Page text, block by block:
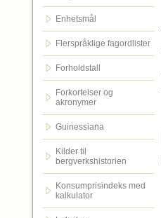
Enhetsmål
Flerspråklige fagordlister
Forholdstall
Forkortelser og
akronymer
Guinessiana
Kilder til
bergverkshistorien
Konsumprisindeks med
kalkulator